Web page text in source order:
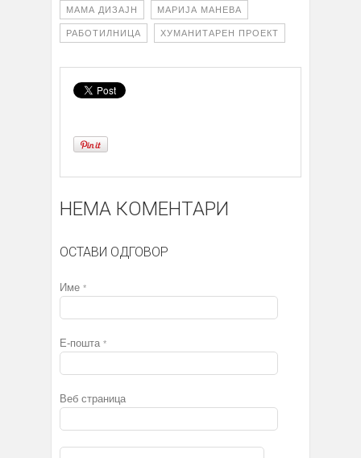
МАМА ДИЗАЈН МАРИЈА МАНЕВА
РАБОТИЛНИЦА ХУМАНИТАРЕН ПРОЕКТ
НЕМА КОМЕНТАРИ
ОСТАВИ ОДГОВОР
Име *
Е-пошта *
Веб страница